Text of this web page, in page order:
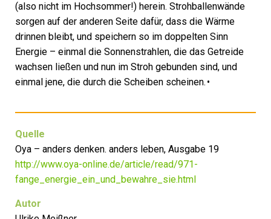
(also nicht im Hochsommer!) herein. Strohballenwände
sorgen auf der anderen Seite dafür, dass die Wärme
drinnen bleibt, und speichern so im doppelten Sinn
Energie – einmal die Sonnenstrahlen, die das Getreide
wachsen ließen und nun im Stroh gebunden sind, und
einmal jene, die durch die Scheiben scheinen. •
Quelle
Oya – anders denken. anders leben, Ausgabe 19
http://www.oya-online.de/article/read/971-
fange_energie_ein_und_bewahre_sie.html
Autor